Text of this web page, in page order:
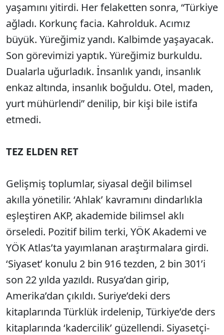
yaşamını yitirdi. Her felaketten sonra, “Türkiye
ağladı. Korkunç facia. Kahrolduk. Acımız
büyük. Yüreğimiz yandı. Kalbimde yaşayacak.
Son görevimizi yaptık. Yüreğimiz burkuldu.
Dualarla uğurladık. İnsanlık yandı, insanlık
enkaz altında, insanlık boğuldu. Otel, maden,
yurt mühürlendi” denilip, bir kişi bile istifa
etmedi.
TEZ ELDEN RET
Gelişmiş toplumlar, siyasal değil bilimsel
akılla yönetilir. ‘Ahlak’ kavramını dindarlıkla
eşleştiren AKP, akademide bilimsel aklı
örseledi. Pozitif bilim terki, YÖK Akademi ve
YÖK Atlas’ta yayımlanan araştırmalara girdi.
‘Siyaset’ konulu 2 bin 916 tezden, 2 bin 301’i
son 22 yılda yazıldı. Rusya’dan girip,
Amerika’dan çıkıldı. Suriye’deki ders
kitaplarında Türklük irdelenip, Türkiye’de ders
kitaplarında ‘kadercilik’ güzellendi. Siyasetçi-